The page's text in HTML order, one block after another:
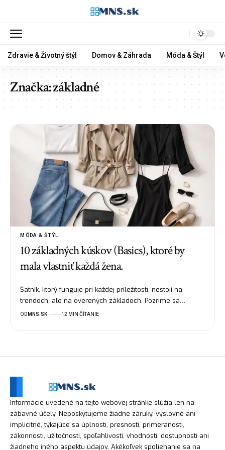
Zdravie & Životný štýl Domov & Záhrada Móda & Štýl
Značka:základné
MÓDA & ŠTÝL
10 základných kúskov (Basics), ktoré by
mala vlastniť každá žena.
Šatník, ktorý funguje pri každej príležitosti, nestojí na
trendoch, ale na overených základoch. Pozrime sa…
OD MNS.SK 12 MIN ČÍTANIE
Informácie uvedené na tejto webovej stránke slúžia len na
zábavné účely. Neposkytujeme žiadne záruky, výslovné ani
implicitné, týkajúce sa úplnosti, presnosti, primeranosti,
zákonnosti, užitočnosti, spoľahlivosti, vhodnosti, dostupnosti ani
žiadneho iného aspektu údajov. Akékoľvek spoliehanie sa na